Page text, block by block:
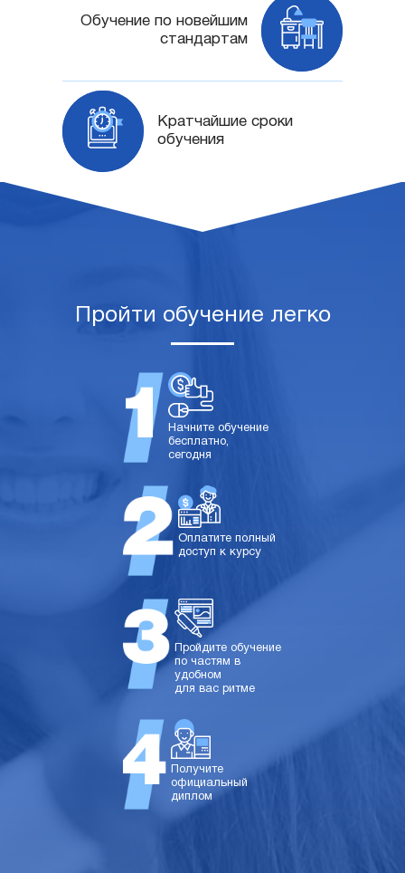
Обучение по новейшим
стандартам
Кратчайшие сроки
обучения
Пройти обучение легко
Начните обучение
бесплатно,
сегодня
Оплатите полный
доступ к курсу
Пройдите обучение
по частям в
удобном
для вас ритме
Получите
официальный
диплом